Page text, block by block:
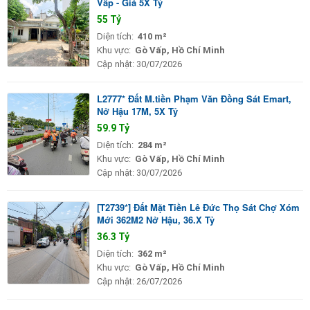
55 Tỷ
Diện tích: 410 m²
Khu vực: Gò Vấp, Hồ Chí Minh
Cập nhật: 30/07/2026
L2777* Đất M.tiền Phạm Văn Đồng Sát Emart,
Nở Hậu 17M, 5X Tỷ
59.9 Tỷ
Diện tích: 284 m²
Khu vực: Gò Vấp, Hồ Chí Minh
Cập nhật: 30/07/2026
[T2739*] Đất Mặt Tiền Lê Đức Thọ Sát Chợ Xóm
Mới 362M2 Nở Hậu, 36.X Tỷ
36.3 Tỷ
Diện tích: 362 m²
Khu vực: Gò Vấp, Hồ Chí Minh
Cập nhật: 26/07/2026